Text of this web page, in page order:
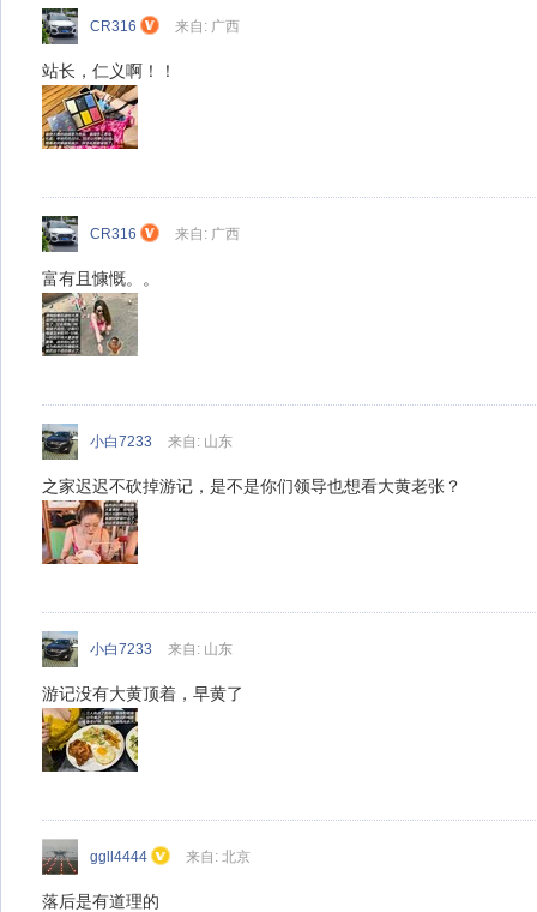
CR316 来自: 广西
站长，仁义啊！！
CR316 来自: 广西
富有且慷慨。。
小白7233 来自: 山东
之家迟迟不砍掉游记，是不是你们领导也想看大黄老张？
小白7233 来自: 山东
游记没有大黄顶着，早黄了
ggll4444 来自: 北京
落后是有道理的